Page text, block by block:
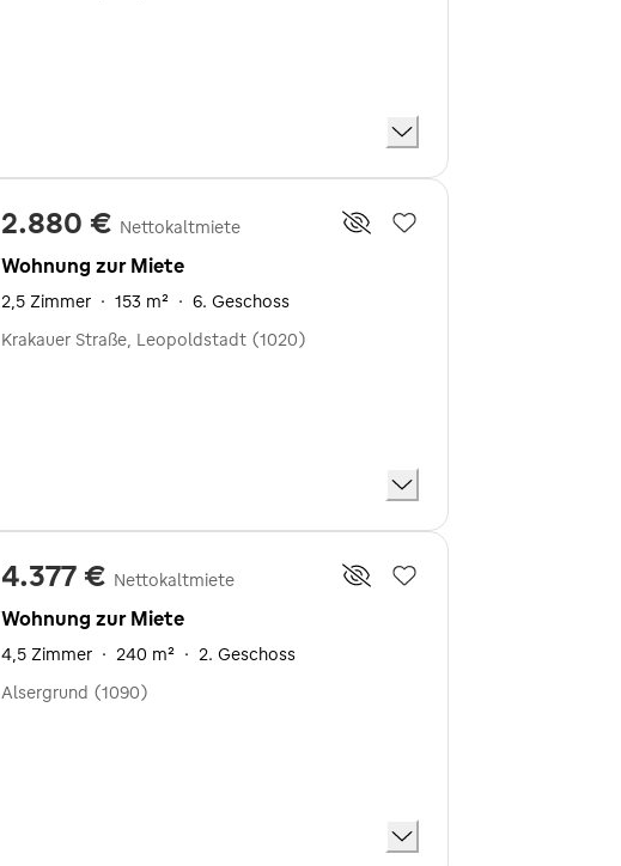
2.880 € Nettokaltmiete
Wohnung zur Miete
2,5 Zimmer · 153 m² · 6. Geschoss
Krakauer Straße, Leopoldstadt (1020)
4.377 € Nettokaltmiete
Wohnung zur Miete
4,5 Zimmer · 240 m² · 2. Geschoss
Alsergrund (1090)